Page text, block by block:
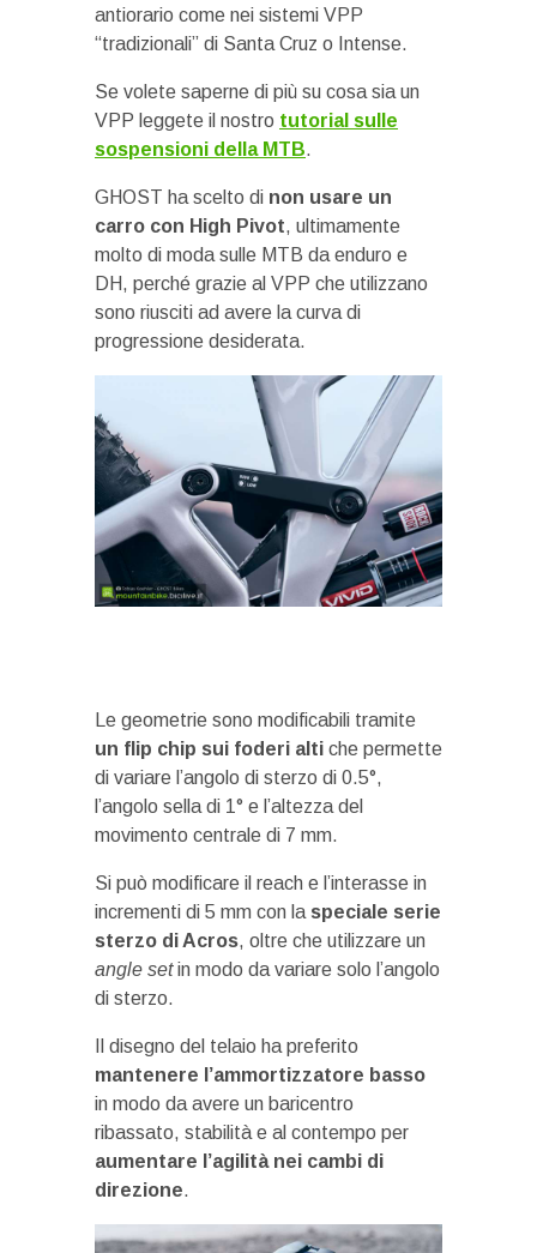
antiorario come nei sistemi VPP
“tradizionali” di Santa Cruz o Intense.
Se volete saperne di più su cosa sia un
VPP leggete il nostro tutorial sulle
sospensioni della MTB.
GHOST ha scelto di non usare un
carro con High Pivot, ultimamente
molto di moda sulle MTB da enduro e
DH, perché grazie al VPP che utilizzano
sono riusciti ad avere la curva di
progressione desiderata.
Le geometrie sono modificabili tramite
un flip chip sui foderi alti che permette
di variare l’angolo di sterzo di 0.5°,
l’angolo sella di 1° e l’altezza del
movimento centrale di 7 mm.
Si può modificare il reach e l’interasse in
incrementi di 5 mm con la speciale serie
sterzo di Acros, oltre che utilizzare un
angle setin modo da variare solo l’angolo
di sterzo.
Il disegno del telaio ha preferito
mantenere l’ammortizzatore basso
in modo da avere un baricentro
ribassato, stabilità e al contempo per
aumentare l’agilità nei cambi di
direzione.